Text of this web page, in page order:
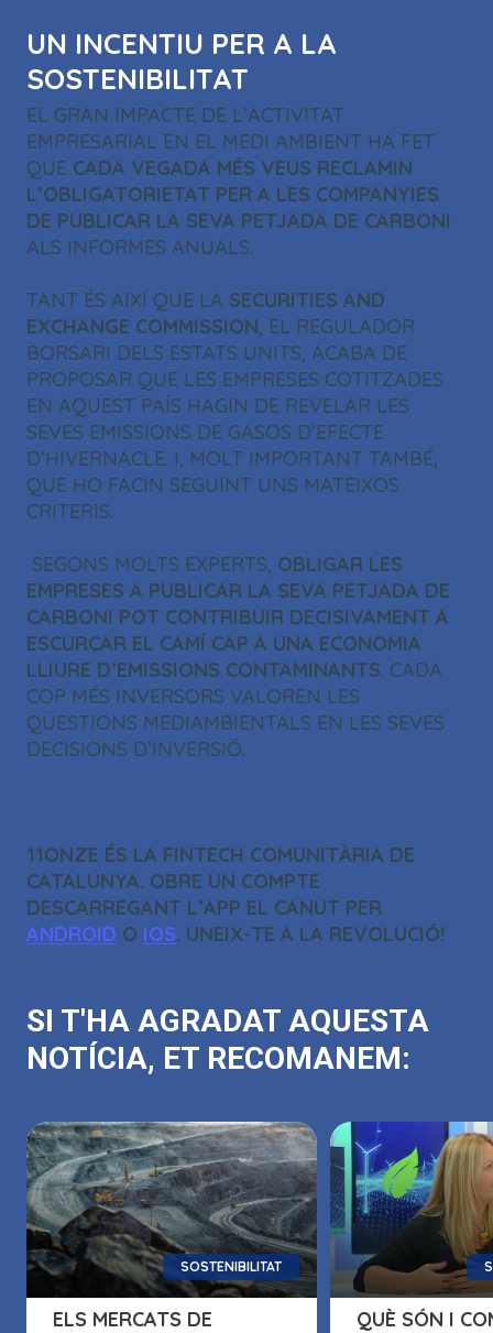
UN INCENTIU PER A LA
SOSTENIBILITAT
EL GRAN IMPACTE DE L’ACTIVITAT
EMPRESARIAL EN EL MEDI AMBIENT HA FET
QUE CADA VEGADA MÉS VEUS RECLAMIN
L’OBLIGATORIETAT PER A LES COMPANYIES
DE PUBLICAR LA SEVA PETJADA DE CARBONI
ALS INFORMES ANUALS.
TANT ÉS AIXÍ QUE LA SECURITIES AND
EXCHANGE COMMISSION, EL REGULADOR
BORSARI DELS ESTATS UNITS, ACABA DE
PROPOSAR QUE LES EMPRESES COTITZADES
EN AQUEST PAÍS HAGIN DE REVELAR LES
SEVES EMISSIONS DE GASOS D’EFECTE
D’HIVERNACLE. I, MOLT IMPORTANT TAMBÉ,
QUE HO FACIN SEGUINT UNS MATEIXOS
CRITERIS.
SEGONS MOLTS EXPERTS, OBLIGAR LES
EMPRESES A PUBLICAR LA SEVA PETJADA DE
CARBONI POT CONTRIBUIR DECISIVAMENT A
ESCURÇAR EL CAMÍ CAP A UNA ECONOMIA
LLIURE D’EMISSIONS CONTAMINANTS. CADA
COP MÉS INVERSORS VALOREN LES
QÜESTIONS MEDIAMBIENTALS EN LES SEVES
DECISIONS D’INVERSIÓ.
11ONZE ÉS LA FINTECH COMUNITÀRIA DE
CATALUNYA. OBRE UN COMPTE
DESCARREGANT L’APP EL CANUT PER
ANDROID O IOS. UNEIX-TE A LA REVOLUCIÓ!
SI T'HA AGRADAT AQUESTA
NOTÍCIA, ET RECOMANEM:
SOSTENIBILITAT
ELS MERCATS DE QUÈ SÓN I